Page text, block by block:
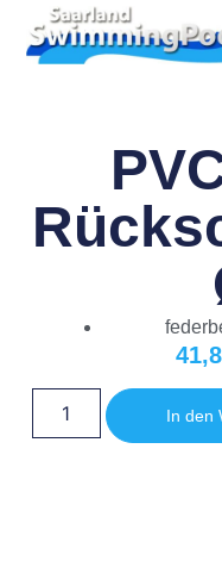
In den